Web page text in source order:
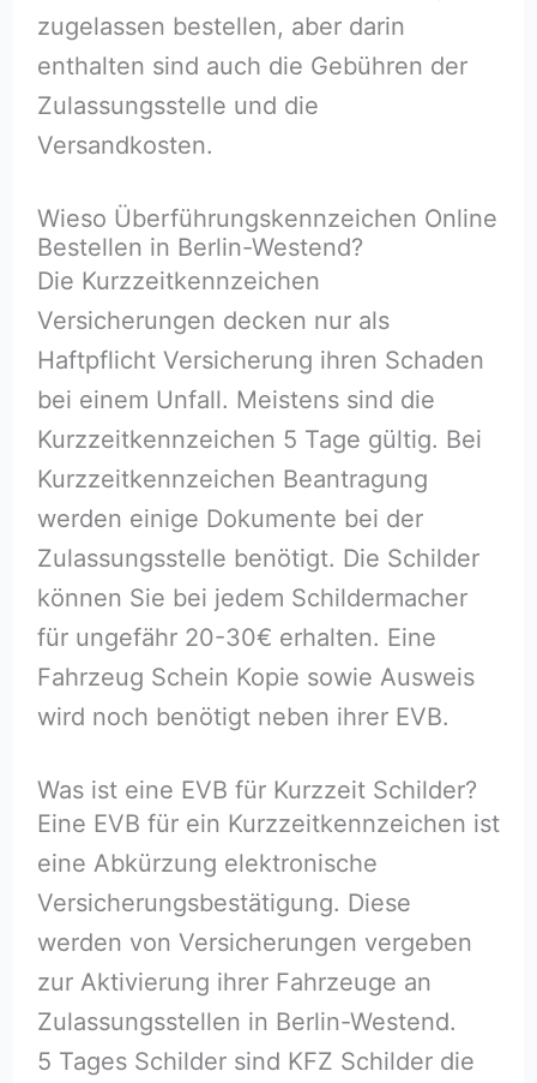
zugelassen bestellen, aber darin
enthalten sind auch die Gebühren der
Zulassungsstelle und die
Versandkosten.
Wieso Überführungskennzeichen Online
Bestellen in Berlin-Westend?
Die Kurzzeitkennzeichen
Versicherungen decken nur als
Haftpflicht Versicherung ihren Schaden
bei einem Unfall. Meistens sind die
Kurzzeitkennzeichen 5 Tage gültig. Bei
Kurzzeitkennzeichen Beantragung
werden einige Dokumente bei der
Zulassungsstelle benötigt. Die Schilder
können Sie bei jedem Schildermacher
für ungefähr 20-30€ erhalten. Eine
Fahrzeug Schein Kopie sowie Ausweis
wird noch benötigt neben ihrer EVB.
Was ist eine EVB für Kurzzeit Schilder?
Eine EVB für ein Kurzzeitkennzeichen ist
eine Abkürzung elektronische
Versicherungsbestätigung. Diese
werden von Versicherungen vergeben
zur Aktivierung ihrer Fahrzeuge an
Zulassungsstellen in Berlin-Westend.
5 Tages Schilder sind KFZ Schilder die